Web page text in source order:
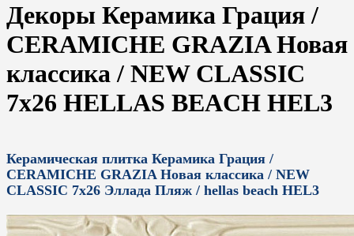
Декоры Керамика Грация /
CERAMICHE GRAZIA Новая
классика / NEW CLASSIC
7x26 HELLAS BEACH HEL3
Керамическая плитка Керамика Грация /
CERAMICHE GRAZIA Новая классика / NEW
CLASSIC 7x26 Эллада Пляж / hellas beach HEL3